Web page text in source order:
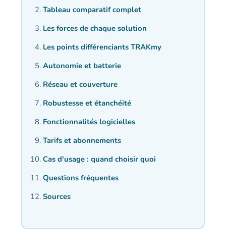
Tableau comparatif complet
Les forces de chaque solution
Les points différenciants TRAKmy
Autonomie et batterie
Réseau et couverture
Robustesse et étanchéité
Fonctionnalités logicielles
Tarifs et abonnements
Cas d'usage : quand choisir quoi
Questions fréquentes
Sources